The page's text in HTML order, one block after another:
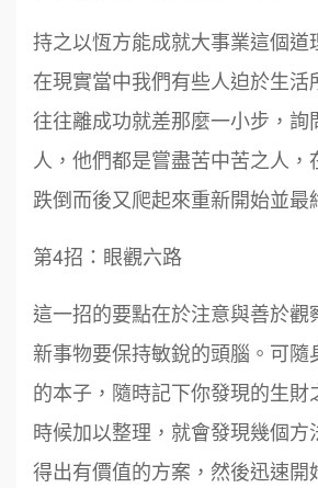
持之以恆方能成就大事業這個道
在現實當中我們有些人迫於生活
往往離成功就差那麼一小步，詢
人，他們都是嘗盡苦中苦之人，
跌倒而後又爬起來重新開始並最
第4招：眼觀六路
這一招的要點在於注意與善於觀
新事物要保持敏銳的頭腦。可隨
的本子，隨時記下你發現的生財
時候加以整理，就會發現幾個方
得出有價值的方案，然後迅速開